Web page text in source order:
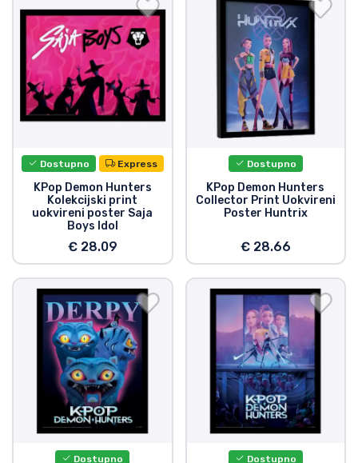
Dostupno Express
KPop Demon Hunters
Kolekcijski print
uokvireni poster Saja
Boys Idol
€ 28.09
Dostupno
KPop Demon Hunters
Collector Print Uokvireni
Poster Huntrix
€ 28.66
Dostupno Dostupno
Dostava i plaćanje
TV serija proizvodi
Film proizvodi
Anime proizvodi
Gamer proizvodi
Sportski proizvodi
Glazbeni proizvodi
Vrste proizvoda
Marke